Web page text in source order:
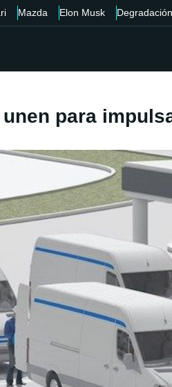
Mazda Elon Musk Degradación
para